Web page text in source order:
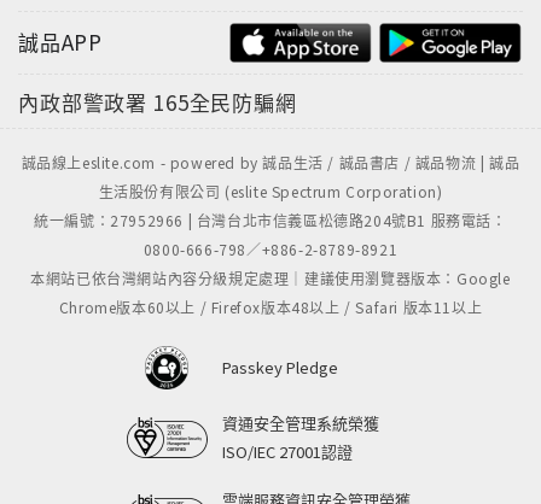
誠品APP
內政部警政署 165全民防騙網
誠品線上eslite.com - powered by 誠品生活 / 誠品書店 / 誠品物流 | 誠品
生活股份有限公司 (eslite Spectrum Corporation)
統一編號：27952966 | 台灣台北市信義區松德路204號B1 服務電話：
0800-666-798／+886-2-8789-8921
本網站已依台灣網站內容分級規定處理｜建議使用瀏覽器版本：Google
Chrome版本60以上 / Firefox版本48以上 / Safari 版本11以上
Passkey Pledge
資通安全管理系統榮獲
ISO/IEC 27001認證